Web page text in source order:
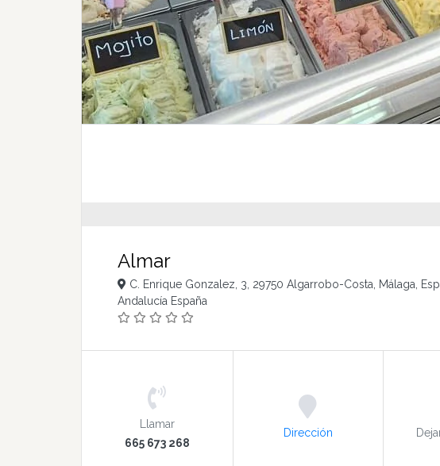
Almar
C. Enrique Gonzalez, 3, 29750 Algarrobo-Costa, Málaga,
Andalucía España
Llamar
665 673 268
Dirección